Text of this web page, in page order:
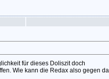
für dieses Doliszit doch
Wie kann die Redax also gegen